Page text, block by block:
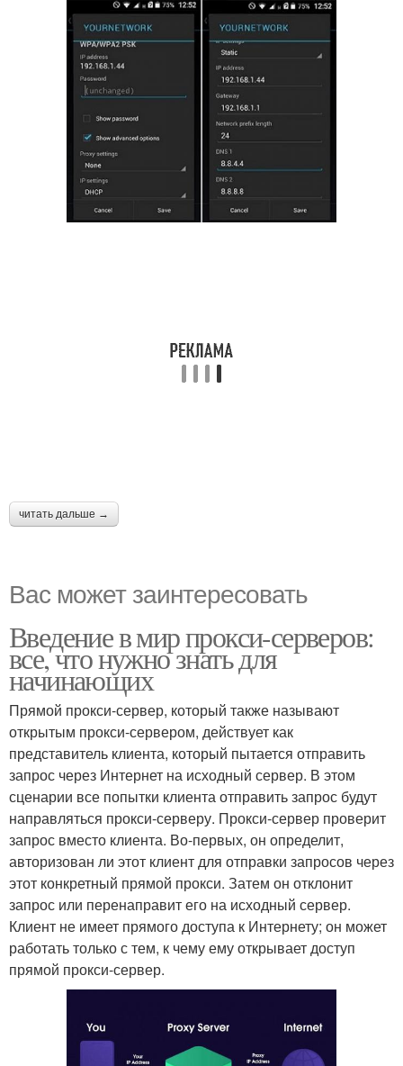
читать дальше →
Вас может заинтересовать
Введение в мир прокси-серверов:
все, что нужно знать для
начинающих
Прямой прокси-сервер, который также называют
открытым прокси-сервером, действует как
представитель клиента, который пытается отправить
запрос через Интернет на исходный сервер. В этом
сценарии все попытки клиента отправить запрос будут
направляться прокси-серверу. Прокси-сервер проверит
запрос вместо клиента. Во-первых, он определит,
авторизован ли этот клиент для отправки запросов через
этот конкретный прямой прокси. Затем он отклонит
запрос или перенаправит его на исходный сервер.
Клиент не имеет прямого доступа к Интернету; он может
работать только с тем, к чему ему открывает доступ
прямой прокси-сервер.